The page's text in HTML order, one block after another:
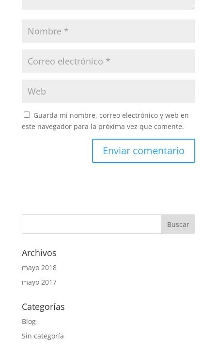
Guarda mi nombre, correo electrónico y web en
este navegador para la próxima vez que comente.
Archivos
mayo 2018
mayo 2017
Categorías
Blog
Sin categoría